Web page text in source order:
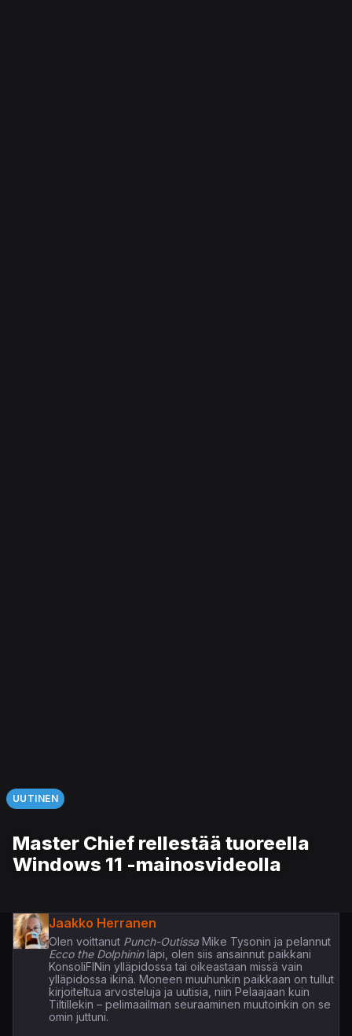
UUTINEN
Master Chief rellestää tuoreella
Windows 11 -mainosvideolla
Jaakko Herranen
Olen voittanutPunch-OutissaMike Tysonin ja pelannut
Ecco the Dolphininläpi, olen siis ansainnut paikkani
KonsoliFINin ylläpidossa tai oikeastaan missä vain
ylläpidossa ikinä. Moneen muuhunkin paikkaan on tullut
kirjoiteltua arvosteluja ja uutisia, niin Pelaajaan kuin
Tiltillekin – pelimaailman seuraaminen muutoinkin on se
omin juttuni.